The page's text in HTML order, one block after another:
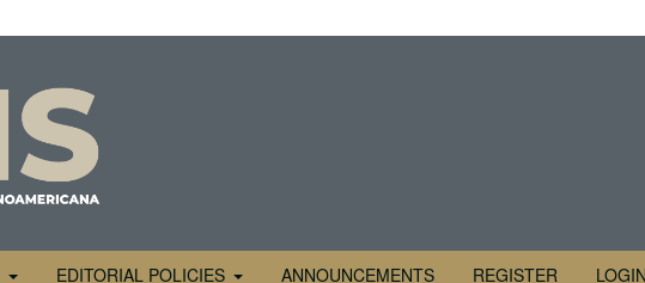
EDITORIAL POLICIES ANNOUNCEMENTS REGISTER LOGIN